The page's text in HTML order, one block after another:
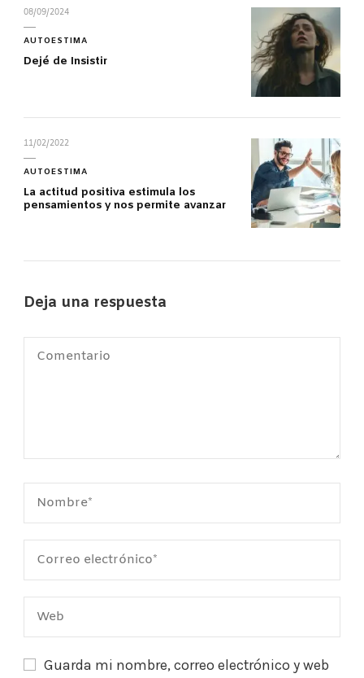
08/09/2024
AUTOESTIMA
Dejé de Insistir
11/02/2022
AUTOESTIMA
La actitud positiva estimula los
pensamientos y nos permite avanzar
Deja una respuesta
Guarda mi nombre, correo electrónico y web